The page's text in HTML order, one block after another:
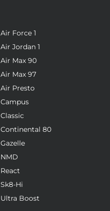
Air Force 1
Air Jordan 1
Air Max 90
Air Max 97
Air Presto
Campus
Classic
Continental 80
Gazelle
NMD
React
Sk8-Hi
Ultra Boost